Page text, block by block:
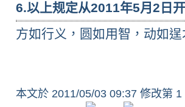
6.以上规定从2011年5月2日
方如行义，圆如用智，动如
本文於 2011/05/03 09:37 修改第 1